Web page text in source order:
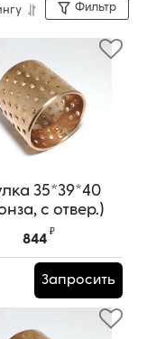
Фильтр
35*39*40
с отвер.)
844
₽
Запросить